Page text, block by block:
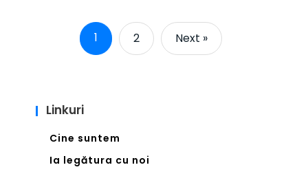
1 2 Next »
Linkuri
Cine suntem
Ia legătura cu noi